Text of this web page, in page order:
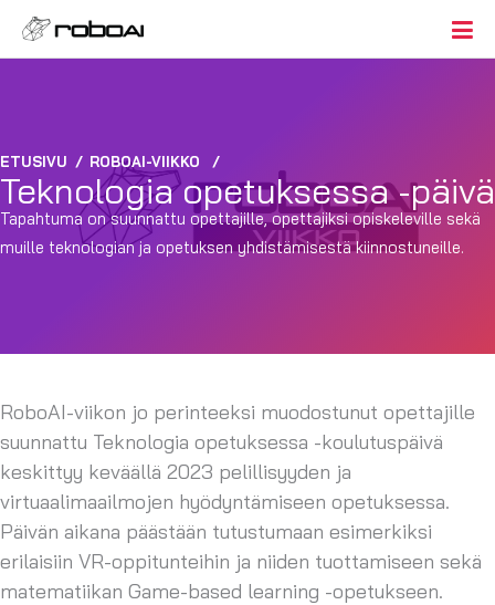
ETUSIVU / ROBOAI-VIIKKO /
Teknologia opetuksessa -päivä
Tapahtuma on suunnattu opettajille, opettajiksi opiskeleville sekä
muille teknologian ja opetuksen yhdistämisestä kiinnostuneille.
RoboAI-viikon jo perinteeksi muodostunut opettajille
suunnattu Teknologia opetuksessa -koulutuspäivä
keskittyy keväällä 2023 pelillisyyden ja
virtuaalimaailmojen hyödyntämiseen opetuksessa.
Päivän aikana päästään tutustumaan esimerkiksi
erilaisiin VR-oppitunteihin ja niiden tuottamiseen sekä
matematiikan Game-based learning -opetukseen.